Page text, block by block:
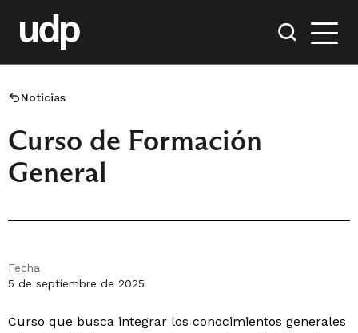
Noticias
Curso de Formación
General
Fecha
5 de septiembre de 2025
Curso que busca integrar los conocimientos generales